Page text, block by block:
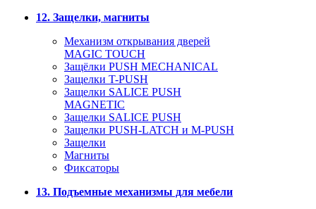
12. Защелки, магниты
Механизм открывания дверей
MAGIC TOUCH
Защёлки PUSH MECHANICAL
Защелки T-PUSH
Защелки SALICE PUSH
MAGNETIC
Защелки SALICE PUSH
Защелки PUSH-LATCH и M-PUSH
Защелки
Магниты
Фиксаторы
13. Подъемные механизмы для мебели